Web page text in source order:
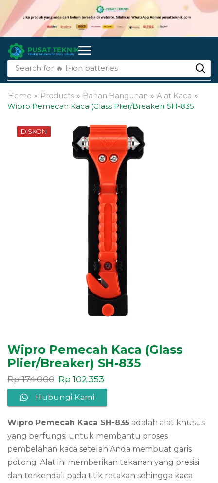
Search for 🔥 li-ion batteries
Home » Products » Bahan Bangunan » Alat Kaca »
Wipro Pemecah Kaca (Glass Plier/Breaker) SH-835
DISKON
Wipro Pemecah Kaca (Glass
Plier/Breaker) SH-835
Rp174.000 Rp 102.353
Hubungi Kami
Wipro Pemecah Kaca SH-835 adalah alat khusus
yang berfungsi untuk membantu proses
pembelahan kaca setelah Anda membuat garis
potong. Alat ini memberikan tekanan yang presisi
dan terkendali pada titik retakan sehingga kaca